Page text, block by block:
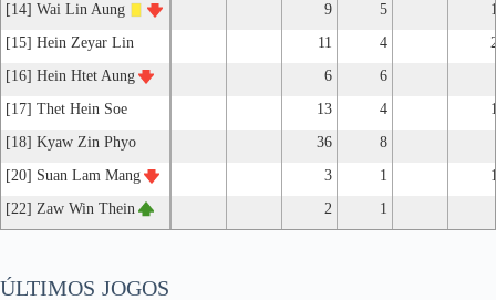
[14] Wai Lin Aung
9 5
[15] Hein Zeyar Lin
11 4
[16] Hein Htet Aung
6
6
[17] Thet Hein Soe
13 4
[18] Kyaw Zin Phyo
36
8
[20] Suan Lam Mang
3 1
[22] Zaw Win Thein
2 1
ÚLTIMOS JOGOS